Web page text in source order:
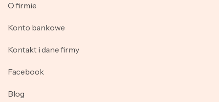
O firmie
Konto bankowe
Kontakt i dane firmy
Facebook
Blog